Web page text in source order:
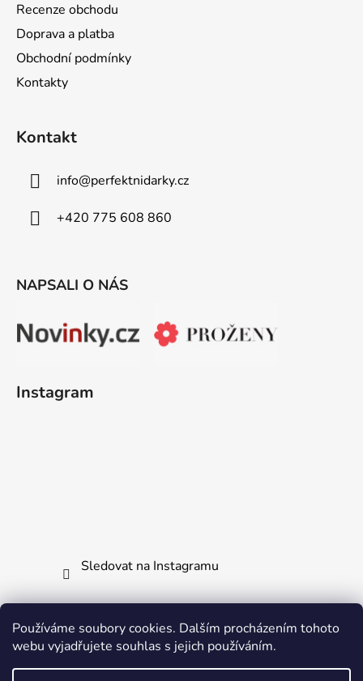
Používáme soubory cookies. Dalším procházením tohoto
webu vyjadřujete souhlas s jejich používáním.
Recenze obchodu
Doprava a platba
Obchodní podmínky
Kontakty
Kontakt
info@perfektnidarky.cz
+420 775 608 860
NAPSALI O NÁS
Instagram
Sledovat na Instagramu
Jak vrátit či reklamovat zboží Všechny naše produkty
Ochrana osobních údajů